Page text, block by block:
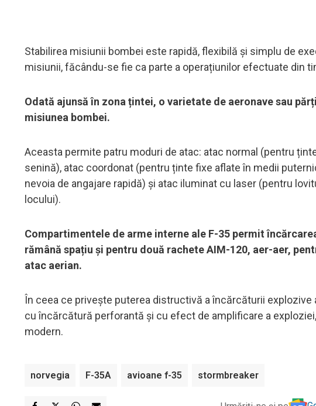
Stabilirea misiunii bombei este rapidă, flexibilă și simplu de
misiunii, făcându-se fie ca parte a operațiunilor efectuate din
Odată ajunsă în zona țintei, o varietate de aeronave sau
misiunea bombei.
Aceasta permite patru moduri de atac: atac normal (pentru
senină), atac coordonat (pentru ținte fixe aflate în medii
nevoia de angajare rapidă) și atac iluminat cu laser (pentru
locului).
Compartimentele de arme interne ale F-35 permit
rămână spațiu și pentru două rachete AIM-120, aer-aer,
atac aerian.
În ceea ce privește puterea distructivă a încărcăturii
cu încărcătură perforantă și cu efect de amplificare a
modern.
norvegia F-35A avioane f-35 stormbreaker